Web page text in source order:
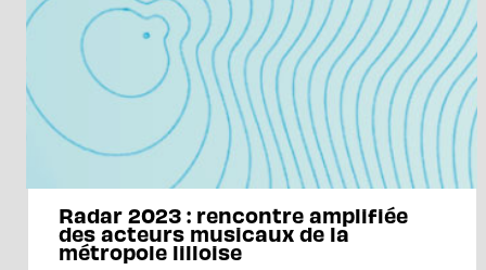
Radar 2023 : rencontre amplifiée
des acteurs musicaux de la
métropole lilloise